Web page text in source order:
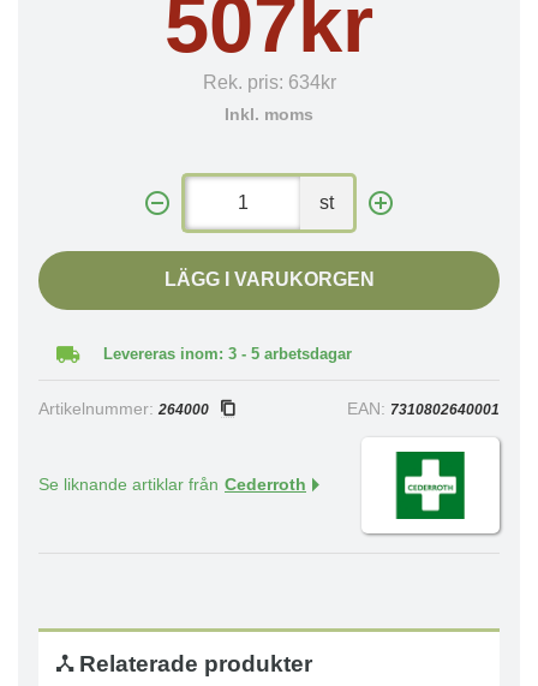
507kr
Rek. pris: 634kr
Inkl. moms
st
LÄGG I VARUKORGEN
Levereras inom: 3 - 5 arbetsdagar
Artikelnummer: 264000 EAN: 7310802640001
Se liknande artiklar från Cederroth
Relaterade produkter